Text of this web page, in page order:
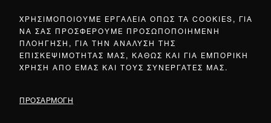
ΧΡΗΣΙΜΟΠΟΙΟΥΜΕ ΕΡΓΑΛΕΙΑ ΟΠΩΣ ΤΑ COOKIES, ΓΙΑ
ΝΑ ΣΑΣ ΠΡΟΣΦΕΡΟΥΜΕ ΠΡΟΣΩΠΟΠΟΙΗΜΕΝΗ
ΠΛΟΗΓΗΣΗ, ΓΙΑ ΤΗΝ ΑΝΑΛΥΣΗ ΤΗΣ
ΕΠΙΣΚΕΨΙΜΟΤΗΤΑΣ ΜΑΣ, ΚΑΘΩΣ ΚΑΙ ΓΙΑ ΕΜΠΟΡΙΚΗ
ΧΡΗΣΗ ΑΠΟ ΕΜΑΣ ΚΑΙ ΤΟΥΣ ΣΥΝΕΡΓΑΤΕΣ ΜΑΣ.
ΠΡΟΣΑΡΜΟΓΗ